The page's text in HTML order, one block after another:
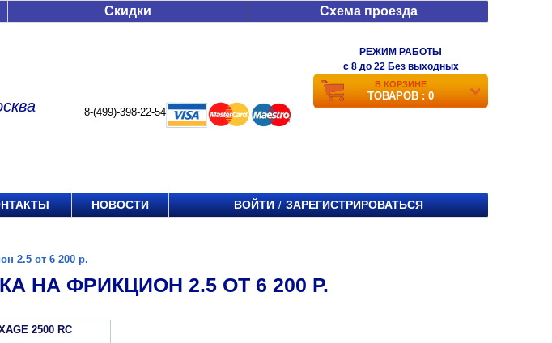
Скидки Схема проезда
8-(499)-398-22-54
РЕЖИМ РАБОТЫ
c 8 до 22 Без выходных
В КОРЗИНЕ
ТОВАРОВ : 0
НОВОСТИ ВОЙТИ / ЗАРЕГИСТРИРОВАТЬСЯ
2.5 от 6 200 р.
НА ФРИКЦИОН 2.5 ОТ 6 200 Р.
2500 RC